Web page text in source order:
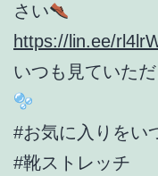
さい
https://lin.ee/
いつも見ていた
#お気に入りをい
#靴ストレッチ